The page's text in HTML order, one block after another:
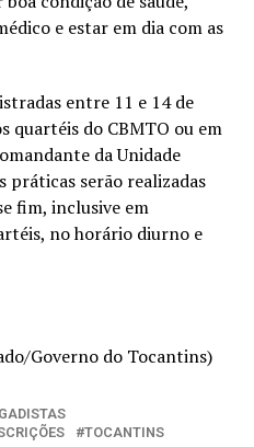
e estar em dia com as
entre 11 e 14 de
quartéis do CBMTO ou em
da Unidade
práticas serão realizadas
fim, inclusive em
no horário diurno e
Governo do Tocantins)
TOCANTINS